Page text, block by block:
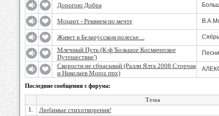
Дорогою Добра
Моцарт - Реквием по мечте
Живет в Беларусском полесье....
Млечный Путь (К-ф 'Большое Космическое
Путешествие')
Скорости не сбрасывай (Ралли Ялта 2008 Сторчак
и Николаев Moroz rmx)
Последние сообщения с форума:
Тема
1. Любимые стихотворения!